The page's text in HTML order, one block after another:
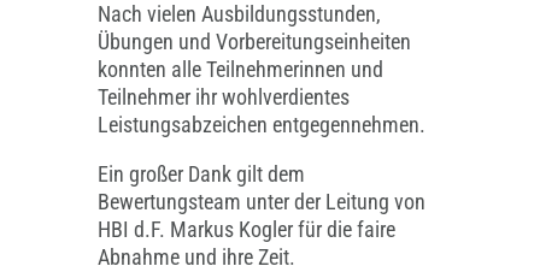
Nach vielen Ausbildungsstunden,
Übungen und Vorbereitungseinheiten
konnten alle Teilnehmerinnen und
Teilnehmer ihr wohlverdientes
Leistungsabzeichen entgegennehmen.
Ein großer Dank gilt dem
Bewertungsteam unter der Leitung von
HBI d.F. Markus Kogler für die faire
Abnahme und ihre Zeit.